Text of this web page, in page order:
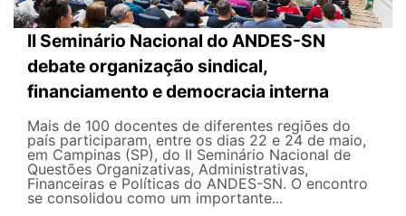
II Seminário Nacional do ANDES-SN
debate organização sindical,
financiamento e democracia interna
Mais de 100 docentes de diferentes regiões do
país participaram, entre os dias 22 e 24 de maio,
em Campinas (SP), do II Seminário Nacional de
Questões Organizativas, Administrativas,
Financeiras e Políticas do ANDES-SN. O encontro
se consolidou como um importante...